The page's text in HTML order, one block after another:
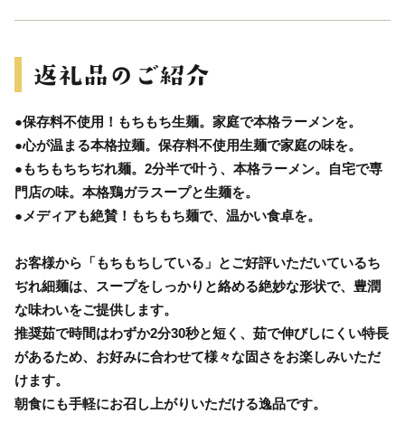
●保存料不使用！もちもち生麺。家庭で本格ラーメンを。
●心が温まる本格拉麺。保存料不使用生麺で家庭の味を。
●もちもちちぢれ麺。2分半で叶う、本格ラーメン。自宅で専
門店の味。本格鶏ガラスープと生麺を。
●メディアも絶賛！もちもち麺で、温かい食卓を。
お客様から「もちもちしている」とご好評いただいているち
ぢれ細麺は、スープをしっかりと絡める絶妙な形状で、豊潤
な味わいをご提供します。
推奨茹で時間はわずか2分30秒と短く、茹で伸びしにくい特長
があるため、お好みに合わせて様々な固さをお楽しみいただ
けます。
朝食にも手軽にお召し上がりいただける逸品です。